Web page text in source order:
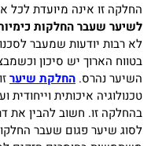
החלקה זו אינה מיועדת לכל
לשיער שעבר החלקות
לא רבות יודעות שמעבר
בטווח הארוך יש סיכון
השיער נהרס. החלקת שיערזו
טכנולוגיה איכותית
בהחלקה זו. חשוב להבין את
לסוג שיער פגום שעבר